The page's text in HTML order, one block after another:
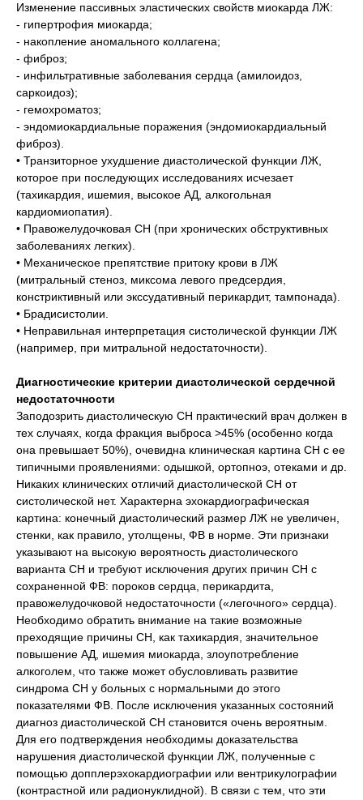
Изменение пассивных эластических свойств миокарда ЛЖ:
- гипертрофия миокарда;
- накопление аномального коллагена;
- фиброз;
- инфильтративные заболевания сердца (амилоидоз,
саркоидоз);
- гемохроматоз;
- эндомиокардиальные поражения (эндомиокардиальный
фиброз).
• Транзиторное ухудшение диастолической функции ЛЖ,
которое при последующих исследованиях исчезает
(тахикардия, ишемия, высокое АД, алкогольная
кардиомиопатия).
• Правожелудочковая СН (при хронических обструктивных
заболеваниях легких).
• Механическое препятствие притоку крови в ЛЖ
(митральный стеноз, миксома левого предсердия,
констриктивный или экссудативный перикардит, тампонада).
• Брадисистолии.
• Неправильная интерпретация систолической функции ЛЖ
(например, при митральной недостаточности).
Диагностические критерии диастолической сердечной
недостаточности
Заподозрить диастолическую СН практический врач должен в
тех случаях, когда фракция выброса >45% (особенно когда
она превышает 50%), очевидна клиническая картина СН с ее
типичными проявлениями: одышкой, ортопноэ, отеками и др.
Никаких клинических отличий диастолической СН от
систолической нет. Характерна эхокардиографическая
картина: конечный диастолический размер ЛЖ не увеличен,
стенки, как правило, утолщены, ФВ в норме. Эти признаки
указывают на высокую вероятность диастолического
варианта СН и требуют исключения других причин СН с
сохраненной ФВ: пороков сердца, перикардита,
правожелудочковой недостаточности («легочного» сердца).
Необходимо обратить внимание на такие возможные
преходящие причины СН, как тахикардия, значительное
повышение АД, ишемия миокарда, злоупотребление
алкоголем, что также может обусловливать развитие
синдрома СН у больных с нормальными до этого
показателями ФВ. После исключения указанных состояний
диагноз диастолической СН становится очень вероятным.
Для его подтверждения необходимы доказательства
нарушения диастолической функции ЛЖ, полученные с
помощью допплерэхокардиографии или вентрикулографии
(контрастной или радионуклидной). В связи с тем, что эти